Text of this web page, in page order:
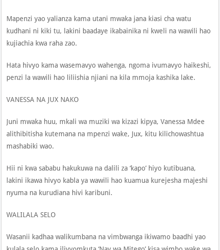
Mapenzi yao yalianza kama utani mwaka jana kiasi cha watu
kudhani ni kiki tu, lakini baadaye ikabainika ni kweli na wawili hao
kujiachia kwa raha zao.
Hata hivyo kama wasemavyo wahenga, ngoma ivumavyo haikeshi,
penzi la wawili hao liliishia njiani na kila mmoja kashika lake.
VANESSA NA JUX NAKO
Juni mwaka huu, mkali wa muziki wa kizazi kipya, Vanessa Mdee
alithibitisha kutemana na mpenzi wake, Jux, kitu kilichowashtua
mashabiki wao.
Hii ni kwa sababu hakukuwa na dalili za ‘kapo’ hiyo kutibuana,
lakini ikawa hivyo kabla ya wawili hao kuamua kurejesha majeshi
nyuma na kurudiana hivi karibuni.
WALILALA SELO
Wasanii kadhaa walikumbana na vimbwanga ikiwamo baadhi yao